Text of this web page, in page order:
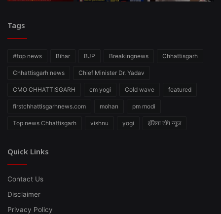
Tags
#top news Bihar BJP Breakingnews Chhattisgarh
Chhattisgarh news Chief Minister Dr. Yadav
CMO CHHATTISGARH cm yogi Cold wave featured
firstchhattisgarhnews.com mohan pm modi
Top news Chhattisgarh vishnu yogi इंडिया टॉप न्यूज
Quick Links
Contact Us
Disclaimer
Privacy Policy